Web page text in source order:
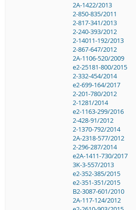
2A-1422/2013
2-850-835/2011
2-817-341/2013
2-240-393/2012
2-14011-192/2013
2-867-647/2012
2A-1106-520/2009
e2-25181-800/2015
2-332-454/2014
e2-699-164/2017
2-201-780/2012
2-1281/2014
e2-1163-299/2016
2-428-91/2012
2-1370-792/2014
2A-2318-577/2012
2-296-287/2014
e2A-1411-730/2017
3K-3-557/2013
e2-352-385/2015
e2-351-351/2015
B2-3087-601/2010
2A-117-124/2012